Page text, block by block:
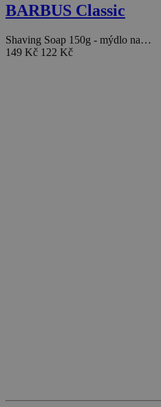
BARBUS Classic
Shaving Soap 150g - mýdlo na…
149 Kč 122 Kč